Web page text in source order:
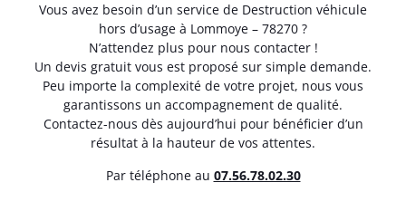
Vous avez besoin d’un service de Destruction véhicule
hors d’usage à Lommoye – 78270 ?
N’attendez plus pour nous contacter !
Un devis gratuit vous est proposé sur simple demande.
Peu importe la complexité de votre projet, nous vous
garantissons un accompagnement de qualité.
Contactez-nous dès aujourd’hui pour bénéficier d’un
résultat à la hauteur de vos attentes.
Par téléphone au 07.56.78.02.30